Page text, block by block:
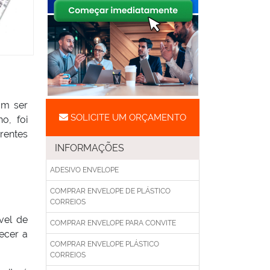
ser
foi
de
a
SOLICITE UM ORÇAMENTO
INFORMAÇÕES
ADESIVO ENVELOPE
COMPRAR ENVELOPE DE PLÁSTICO
CORREIOS
COMPRAR ENVELOPE PARA CONVITE
COMPRAR ENVELOPE PLÁSTICO
CORREIOS